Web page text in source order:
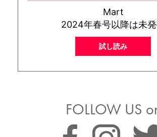
Mart
2024年春号以降は未
試し読み
FOLLOW US